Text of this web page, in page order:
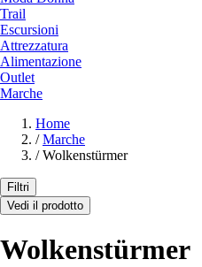
Trail
Escursioni
Attrezzatura
Alimentazione
Outlet
Marche
Home
/ Marche
/ Wolkenstürmer
Filtri
Vedi il prodotto
Wolkenstürmer